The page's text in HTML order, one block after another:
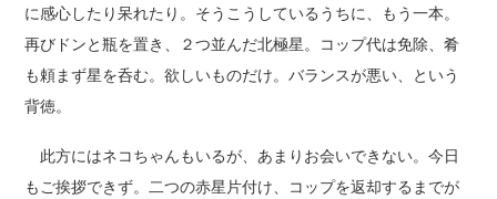
に感心したり呆れたり。そうこうしているうちに、もう一本。
再びドンと瓶を置き、２つ並んだ北極星。コップ代は免除、肴
も頼まず星を呑む。欲しいものだけ。バランスが悪い、という
背徳。
此方にはネコちゃんもいるが、あまりお会いできない。今日
もご挨拶できず。二つの赤星片付け、コップを返却するまでが